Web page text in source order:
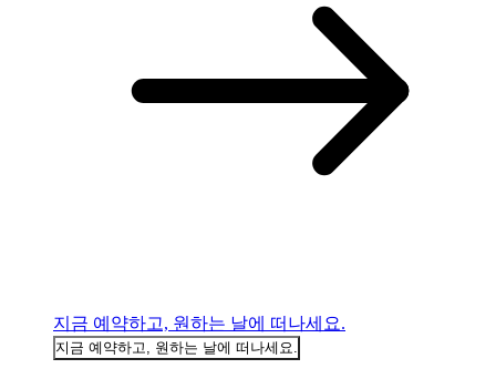
지금 예약하고, 원하는 날에 떠나세요.
지금 예약하고, 원하는 날에 떠나세요.